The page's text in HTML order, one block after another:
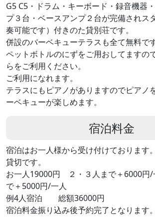
G5 C5・ドラム・キーボード・録音機器
プ３台・ベースアンプ２台が完備されス
奏可能です）付きのた貸別荘です。
併設のバーベキューテラスも全て無料です
ペットボトルのにずをご用おしてますの
らをご利用ください。
ご利用になれます。
テラスにもピアノがありますのでピアノ
ーベキューが楽しめます。
宿泊料金
宿泊はお一人様から受け付けております
貸切です。
お一人19000円 ２・３人まで＋6000円
で＋5000円/一人
例4人宿泊 総額36000円
宿泊料金振り込み後予約完了となります。